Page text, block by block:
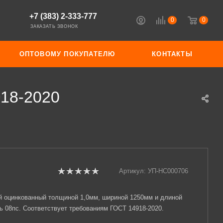
0 0
+7 (383) 2-333-777
ЗАКАЗАТЬ ЗВОНОК
ОПТОВОМУ ПОКУПАТЕЛЮ КОНТАКТЫ
2020
Артикул: УП-НС000706
оцинкованный толщиной 1,0мм, шириной 1250мм и длиной
08пс. Соответствует требованиям ГОСТ 14918-2020.